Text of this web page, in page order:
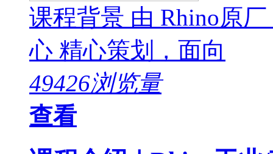
课程背景 由 Rhino原
心 精心策划，面向
49426浏览量
查看